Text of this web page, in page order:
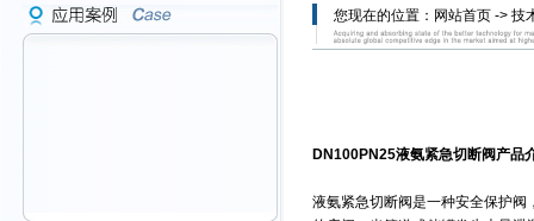
您现在的位置： 网站首页 -> 技
DN100PN25液氨紧急切断阀 产品
液氨紧急切断阀是一种安全保护